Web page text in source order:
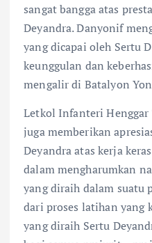
sangat bangga atas
Deyandra. Danyonif
yang dicapai oleh Sertu
keunggulan dan
mengalir di Batalyon
Letkol Infanteri Henggar
juga memberikan
Deyandra atas kerja
dalam mengharumkan
yang diraih dalam suatu
dari proses latihan yang
yang diraih Sertu